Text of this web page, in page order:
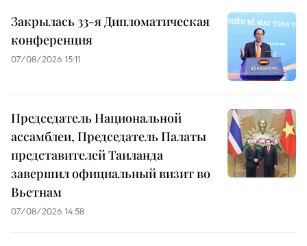
Закрылась 33-я Дипломатическая
конференция
07/08/2026 15:11
Председатель Национальной
ассамблеи, Председатель Палаты
представителей Таиланда
завершил официальный визит во
Вьетнам
07/08/2026 14:58